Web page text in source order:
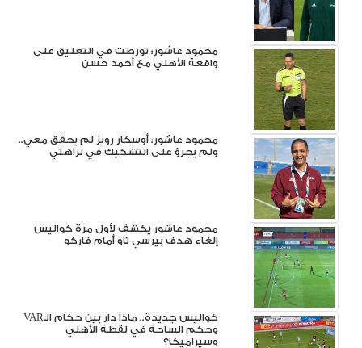
محمود عاشور: تورطت في التعليق على
واقعة الأهلي مع أحمد حسن
محمود عاشور: أوسكار رويز لم يحقق معي..
ولم يجرؤ على التشكيك في نزاهتي
محمود عاشور يكشف لأول مرة كواليس
إلغاء هدف بيرسي تاو أمام فاركو
كواليس جديدة.. ماذا دار بين حكام الـVAR
وحكم الساحة في لقطة الأهلي
وسيراميكا؟